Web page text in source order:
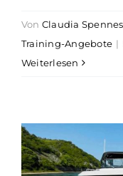
Von Claudia
Training-Angebote |
Weiterlesen